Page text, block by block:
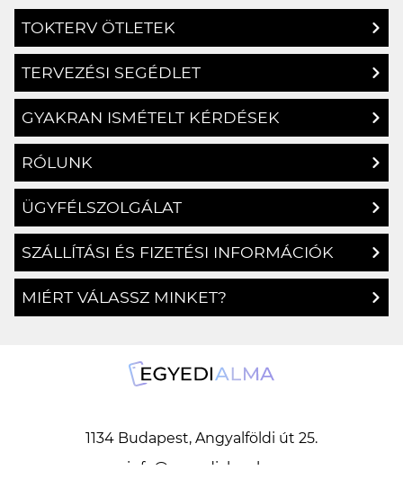
TOKTERV ÖTLETEK
TERVEZÉSI SEGÉDLET
GYAKRAN ISMÉTELT KÉRDÉSEK
RÓLUNK
ÜGYFÉLSZOLGÁLAT
SZÁLLÍTÁSI ÉS FIZETÉSI INFORMÁCIÓK
MIÉRT VÁLASSZ MINKET?
1134 Budapest, Angyalföldi út 25.
info@egyedialma.hu